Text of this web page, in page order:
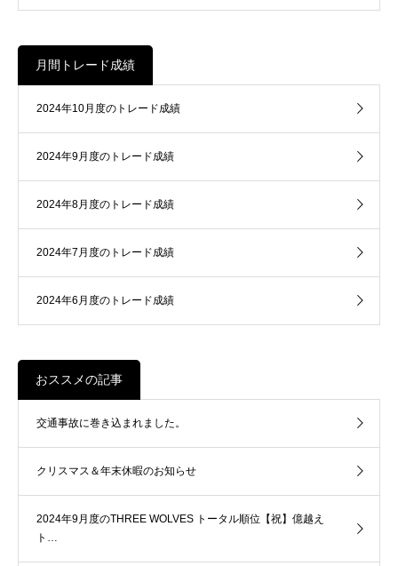
月間トレード成績
2024年10月度のトレード成績
2024年9月度のトレード成績
2024年8月度のトレード成績
2024年7月度のトレード成績
2024年6月度のトレード成績
おススメの記事
交通事故に巻き込まれました。
クリスマス＆年末休暇のお知らせ
2024年9月度のTHREE WOLVES トータル順位【祝】億越え
ト…